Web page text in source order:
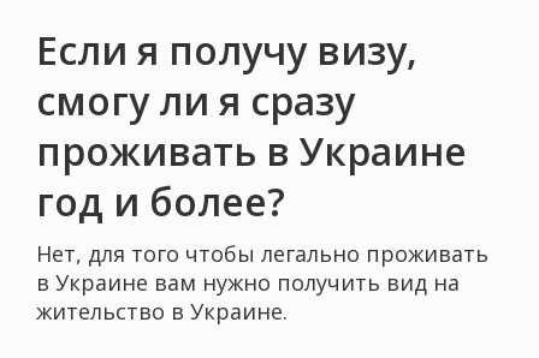
Если я получу визу,
смогу ли я сразу
проживать в Украине
год и более?
Нет, для того чтобы легально проживать
в Украине вам нужно получить вид на
жительство в Украине.